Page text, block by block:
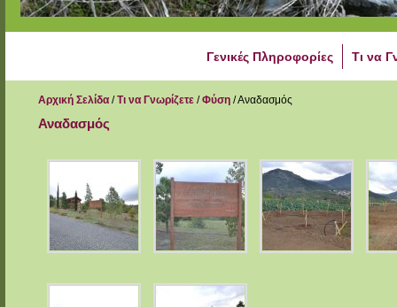
Γενικές Πληροφορίες Τι να
Αρχική Σελίδα/Τι να Γνωρίζετε/Φύση/Αναδασμός
Αναδασμός